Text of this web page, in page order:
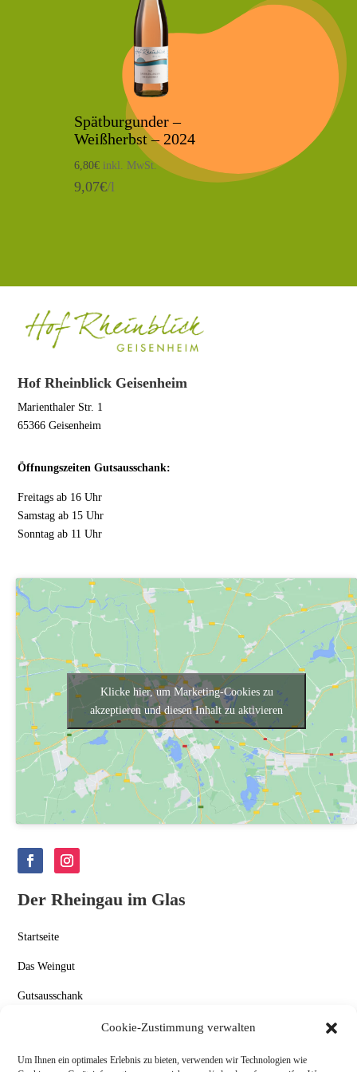
Cookie-Zustimmung verwalten
Um Ihnen ein optimales Erlebnis zu bieten, verwenden wir Technologien wie
Spätburgunder –
Weißherbst – 2024
6,80€ inkl. MwSt.
9,07€/l
Hof Rheinblick Geisenheim
Marienthaler Str. 1
65366 Geisenheim
Öffnungszeiten Gutsausschank:
Freitags ab 16 Uhr
Samstag ab 15 Uhr
Sonntag ab 11 Uhr
Klicke hier, um Marketing-Cookies zu
akzeptieren und diesen Inhalt zu aktivieren
Der Rheingau im Glas
Startseite
Das Weingut
Gutsausschank
Kontakt